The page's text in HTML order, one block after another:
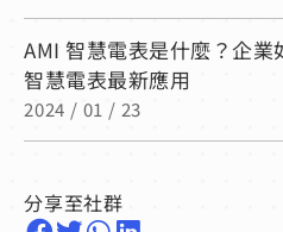
AMI 智慧電表是什麼？企業
智慧電表最新應用
2024 / 01 / 23
分享至社群